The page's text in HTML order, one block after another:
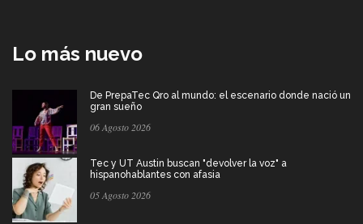
Lo más nuevo
De PrepaTec Qro al mundo: el escenario donde nació un
gran sueño
06 Agosto 2026
Tec y UT Austin buscan "devolver la voz" a
hispanohablantes con afasia
05 Agosto 2026